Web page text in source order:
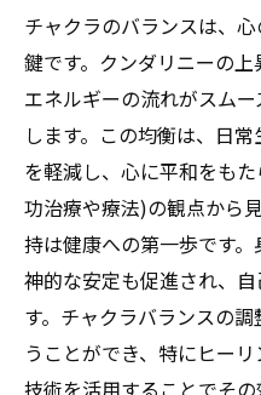
チャクラのバランスは、
鍵です。クンダリニーの上
エネルギーの流れがスム
します。この均衡は、日
を軽減し、心に平和をも
功治療や療法)の観点から
持は健康への第一歩です
神的な安定も促進され、
す。チャクラバランスの
うことができ、特にヒー
技術を活用することでそ